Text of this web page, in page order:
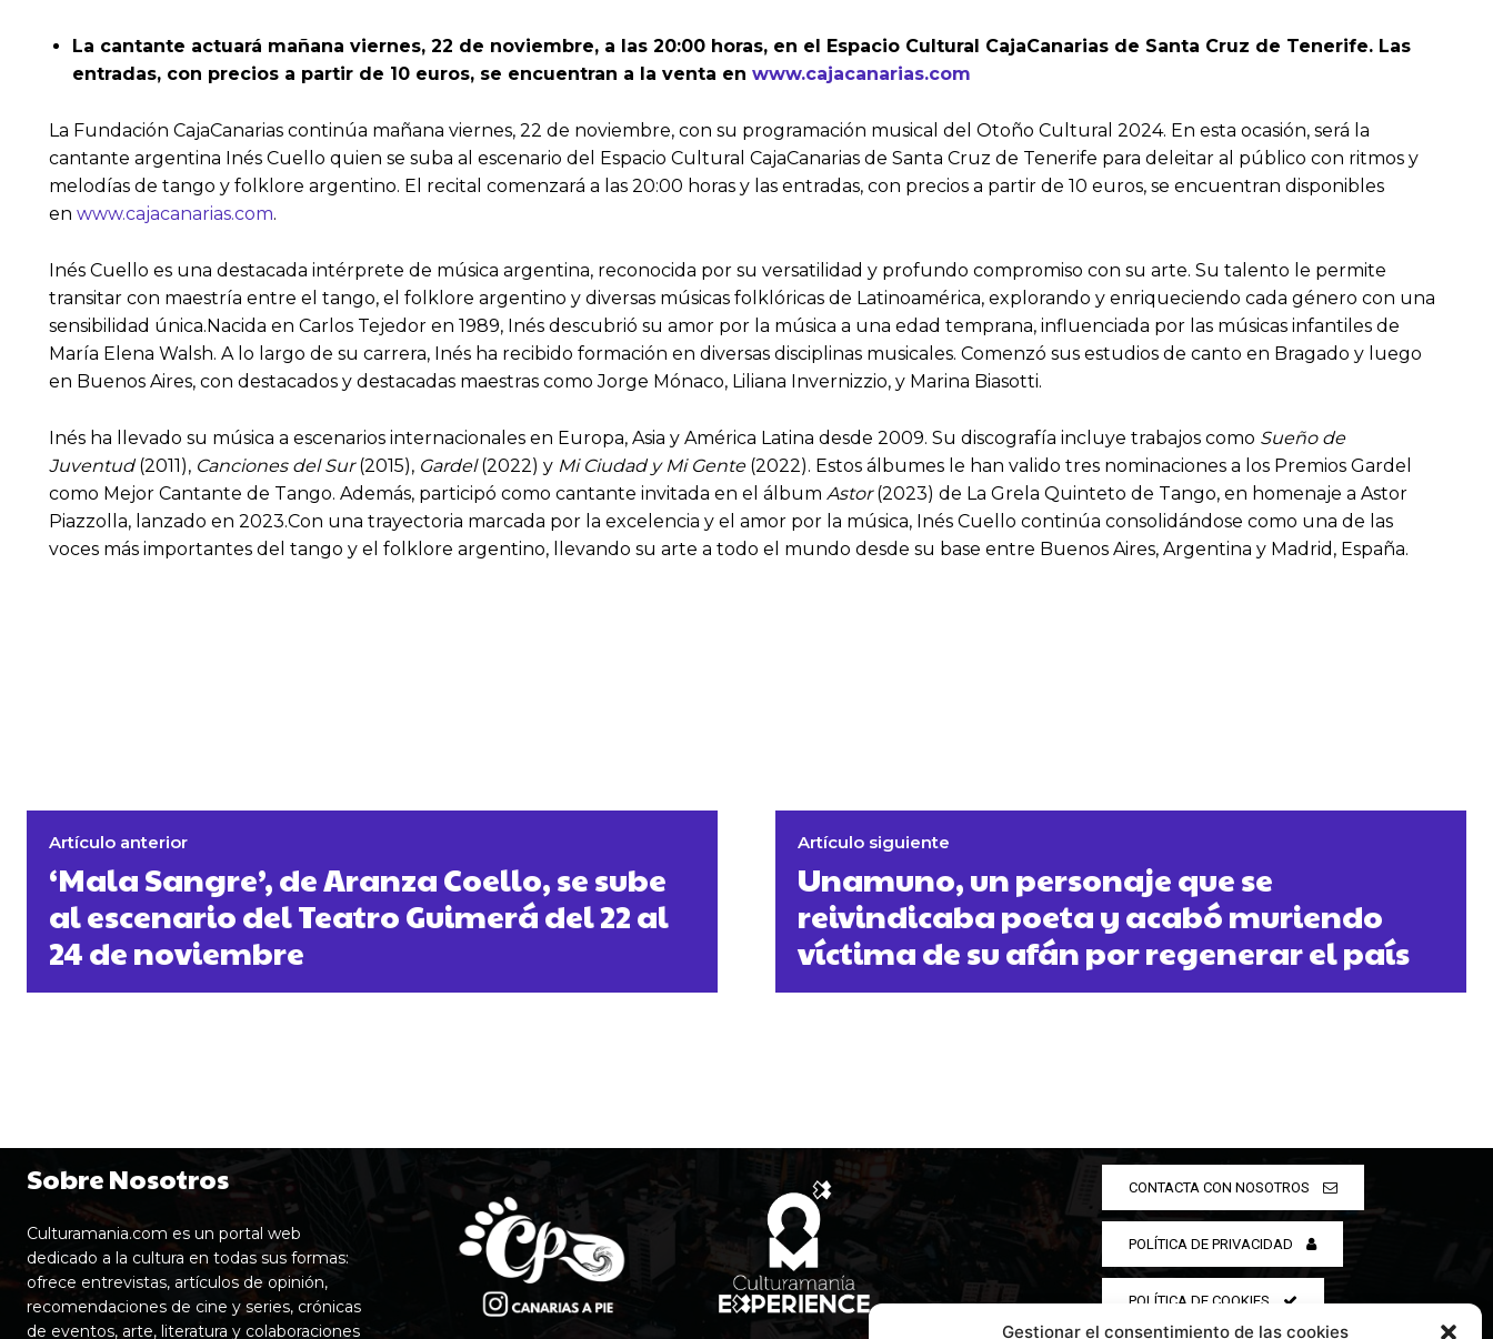
Gestionar el consentimiento de las cookies
La cantante actuará mañana viernes, 22 de noviembre, a las 20:00 horas, en el Espacio Cultural CajaCanarias de Santa Cruz de Tenerife. Las
entradas, con precios a partir de 10 euros, se encuentran a la venta en www.cajacanarias.com
La Fundación CajaCanarias continúa mañana viernes, 22 de noviembre, con su programación musical del Otoño Cultural 2024. En esta ocasión, será la
cantante argentina Inés Cuello quien se suba al escenario del Espacio Cultural CajaCanarias de Santa Cruz de Tenerife para deleitar al público con ritmos y
melodías de tango y folklore argentino. El recital comenzará a las 20:00 horas y las entradas, con precios a partir de 10 euros, se encuentran disponibles
en www.cajacanarias.com.
Inés Cuello es una destacada intérprete de música argentina, reconocida por su versatilidad y profundo compromiso con su arte. Su talento le permite
transitar con maestría entre el tango, el folklore argentino y diversas músicas folklóricas de Latinoamérica, explorando y enriqueciendo cada género con una
sensibilidad única.​Nacida en Carlos Tejedor en 1989, Inés descubrió su amor por la música a una edad temprana, influenciada por las músicas infantiles de
María Elena Walsh. A lo largo de su carrera, Inés ha recibido formación en diversas disciplinas musicales. Comenzó sus estudios de canto en Bragado y luego
en Buenos Aires, con destacados y destacadas maestras como Jorge Mónaco, Liliana Invernizzio, y Marina Biasotti.
Inés ha llevado su música a escenarios internacionales en Europa, Asia y América Latina desde 2009. Su discografía incluye trabajos como Sueño de
Juventud(2011), Canciones del Sur(2015), Gardel(2022) y Mi Ciudad y Mi Gente(2022). Estos álbumes le han valido tres nominaciones a los Premios Gardel
como Mejor Cantante de Tango. Además, participó como cantante invitada en el álbum Astor(2023) de La Grela Quinteto de Tango, en homenaje a Astor
Piazzolla, lanzado en 2023.​Con una trayectoria marcada por la excelencia y el amor por la música, Inés Cuello continúa consolidándose como una de las
voces más importantes del tango y el folklore argentino, llevando su arte a todo el mundo desde su base entre Buenos Aires, Argentina y Madrid, España.
Artículo anterior
‘Mala Sangre’, de Aranza Coello, se sube
al escenario del Teatro Guimerá del 22 al
24 de noviembre
Artículo siguiente
Unamuno, un personaje que se
reivindicaba poeta y acabó muriendo
víctima de su afán por regenerar el país
Sobre Nosotros
Culturamania.com es un portal web
dedicado a la cultura en todas sus formas:
ofrece entrevistas, artículos de opinión,
recomendaciones de cine y series, crónicas
de eventos, arte, literatura y colaboraciones
CONTACTA CON NOSOTROS
POLÍTICA DE PRIVACIDAD
POLÍTICA DE COOKIES